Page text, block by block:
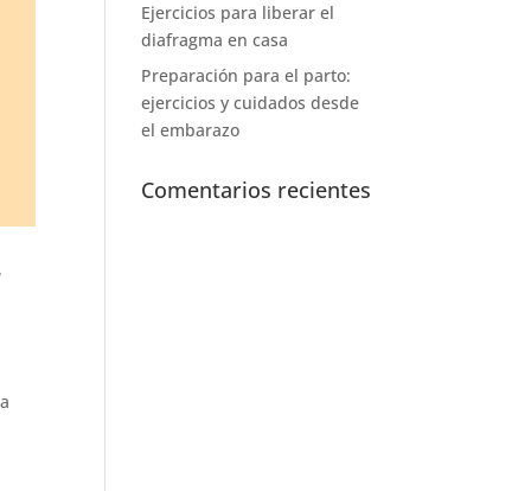
Ejercicios para liberar el
diafragma en casa
Preparación para el parto:
ejercicios y cuidados desde
el embarazo
Comentarios recientes